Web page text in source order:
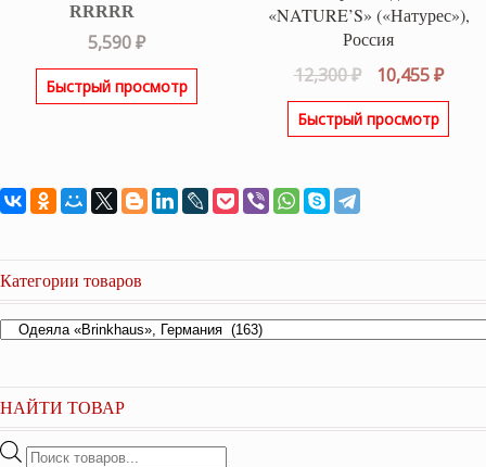
Оценка 5.00
из 5
5,590₽
Быстрый просмотр
«NATURE’S» («Натурес»),
Россия
12,300₽
цена
составляла
10,455₽
Быстрый просмотр
Категории товаров
НАЙТИ ТОВАР
Поиск